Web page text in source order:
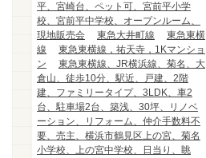
平、宮崎台、ペット可、宮前平小学
校、宮前平中学校、オープンルーム、
現地販売会
東急大井町線
東急東横
線
東急東横線，祐天寺，1Kマンショ
ン
東急東横線、JR横浜線、菊名、大
倉山、徒歩10分、駅近、戸建、2階
建、ファミリータイプ、3LDK、車2
台、駐車場2台、築浅、30坪、リノベ
ーション、リフォーム、仲介手数料不
要、売主、横浜市鶴見区上の宮、菊名
小学校、上の宮中学校、日当り、眺